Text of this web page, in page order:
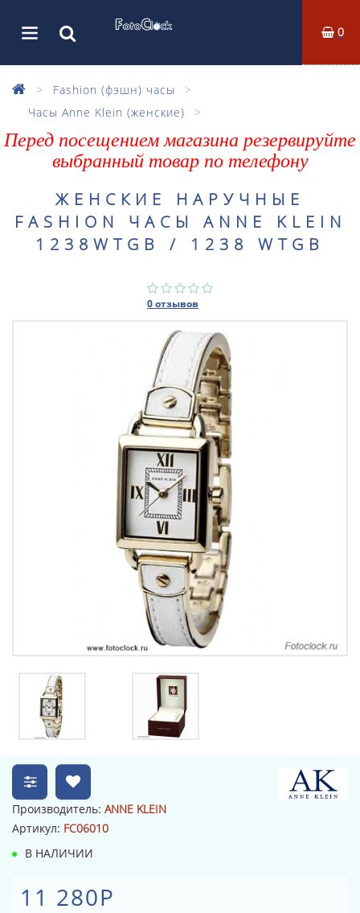
0
Fashion (фэшн) часы
Часы Anne Klein (женские)
Перед посещением магазина резервируйте
выбранный товар по телефону
ЖЕНСКИЕ НАРУЧНЫЕ
FASHION ЧАСЫ ANNE KLEIN
1238WTGB / 1238 WTGB
0 отзывов
Производитель: ANNE KLEIN
Артикул: FC06010
В НАЛИЧИИ
11 280Р